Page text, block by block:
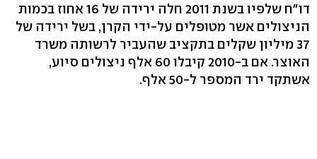
דו"ח שלפיו בשנת 2011 חלה ירידה של 16 אחוז בכמות
הניצולים אשר מטופלים על-ידי הקרן, בשל ירידה של
37 מיליון שקלים בתקציב שהעביר לרשותה משרד
האוצר. אם ב-2010 קיבלו 60 אלף ניצולים סיוע,
אשתקד ירד המספר ל-50 אלף.